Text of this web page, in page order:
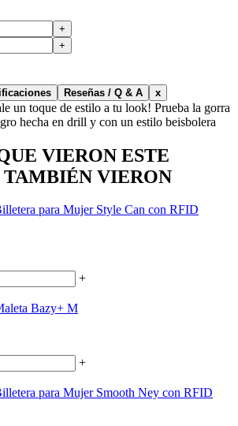
+
+
Reseñas / Q & A x
un toque de estilo a tu look! Prueba la gorra
hecha en drill y con un estilo beisbolera
VIERON ESTE
TAMBIÉN VIERON
para Mujer Style Can con RFID
+
Bazy+ M
+
para Mujer Smooth Ney con RFID